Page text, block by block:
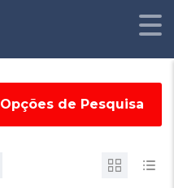
Opções de Pesquisa